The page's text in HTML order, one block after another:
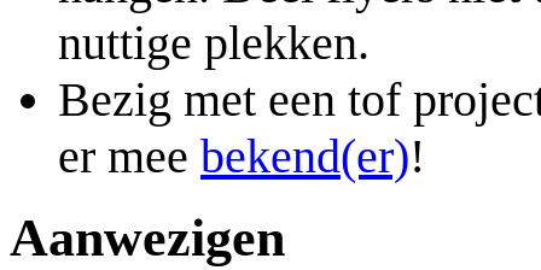
nuttige plekken.
Bezig met een tof
er mee bekend(er)!
Aanwezigen